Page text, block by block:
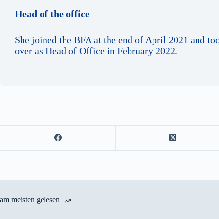
Head of the office
She joined the BFA at the end of April 2021 and
over as Head of Office in February 2022.
am meisten gelesen